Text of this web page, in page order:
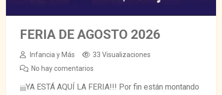
FERIA DE AGOSTO 2026
Infancia y Más
33 Visualizaciones
No hay comentarios
¡¡¡YA ESTÁ AQUÍ LA FERIA!!! Por fin están montando